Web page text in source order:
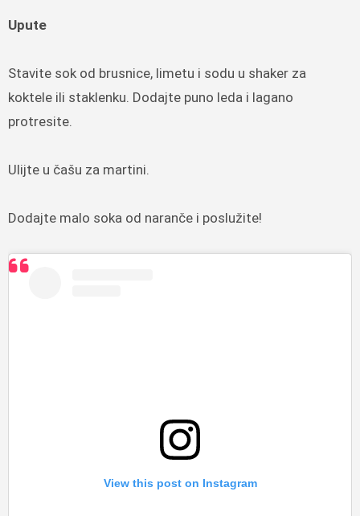
Upute
Stavite sok od brusnice, limetu i sodu u shaker za
koktele ili staklenku. Dodajte puno leda i lagano
protresite.
Ulijte u čašu za martini.
Dodajte malo soka od naranče i poslužite!
View this post on Instagram